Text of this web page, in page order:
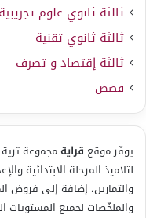
ثالثة ثانوي علوم تجريبية
ثالثة ثانوي تقنية
ثالثة إقتصاد و تصرف
قصص
يوفّر موقع قرايةمجموعة
لتلاميذ المرحلة الابتدائية
والتمارين، إضافة إلى فروض
والملخّصات لجميع المستويات